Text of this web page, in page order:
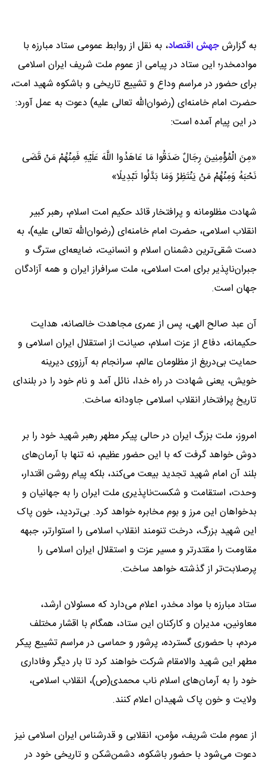
به گزارشجهش اقتصاد، به نقل از روابط عمومی ستاد مبارزه با
موادمخدر؛ این ستاد در پیامی از عموم ملت شریف ایران اسلامی
برای حضور در مراسم وداع و تشییع تاریخی و باشکوه شهید امت،
حضرت امام خامنه‌ای (رضوان‌الله تعالی علیه) دعوت به عمل آورد:
در این پیام آمده است:
«مِنَ الْمُؤْمِنِینَ رِجَالٌ صَدَقُوا مَا عَاهَدُوا اللَّهَ عَلَیْهِ فَمِنْهُمْ مَنْ قَضَى
نَحْبَهُ وَمِنْهُمْ مَنْ یَنْتَظِرُ وَمَا بَدَّلُوا تَبْدِیلًا»
شهادت مظلومانه و پرافتخار قائد حکیم امت اسلام، رهبر کبیر
انقلاب اسلامی، حضرت امام خامنه‌ای (رضوان‌الله تعالی علیه)، به
دست شقی‌ترین دشمنان اسلام و انسانیت، ضایعه‌ای سترگ و
جبران‌ناپذیر برای امت اسلامی، ملت سرافراز ایران و همه آزادگان
جهان است.
آن عبد صالح الهی، پس از عمری مجاهدت خالصانه، هدایت
حکیمانه، دفاع از عزت اسلام، صیانت از استقلال ایران اسلامی و
حمایت بی‌دریغ از مظلومان عالم، سرانجام به آرزوی دیرینه
خویش، یعنی شهادت در راه خدا، نائل آمد و نام خود را در بلندای
تاریخ پرافتخار انقلاب اسلامی جاودانه ساخت.
امروز، ملت بزرگ ایران در حالی پیکر مطهر رهبر شهید خود را بر
دوش خواهد گرفت که با این حضور عظیم، نه تنها با آرمان‌های
بلند آن امام شهید تجدید بیعت می‌کند، بلکه پیام روشن اقتدار،
وحدت، استقامت و شکست‌ناپذیری ملت ایران را به جهانیان و
بدخواهان این مرز و بوم مخابره خواهد کرد. بی‌تردید، خون پاک
این شهید بزرگ، درخت تنومند انقلاب اسلامی را استوارتر، جبهه
مقاومت را مقتدرتر و مسیر عزت و استقلال ایران اسلامی را
پرصلابت‌تر از گذشته خواهد ساخت.
ستاد مبارزه با مواد مخدر، اعلام می‌دارد که مسئولان ارشد،
معاونین، مدیران و کارکنان این ستاد، همگام با اقشار مختلف
مردم، با حضوری گسترده، پرشور و حماسی در مراسم تشییع پیکر
مطهر این شهید والامقام شرکت خواهند کرد تا بار دیگر وفاداری
خود را به آرمان‌های اسلام ناب محمدی(ص)، انقلاب اسلامی،
ولایت و خون پاک شهیدان اعلام کنند.
از عموم ملت شریف، مؤمن، انقلابی و قدرشناس ایران اسلامی نیز
دعوت می‌شود با حضور باشکوه، دشمن‌شکن و تاریخی خود در